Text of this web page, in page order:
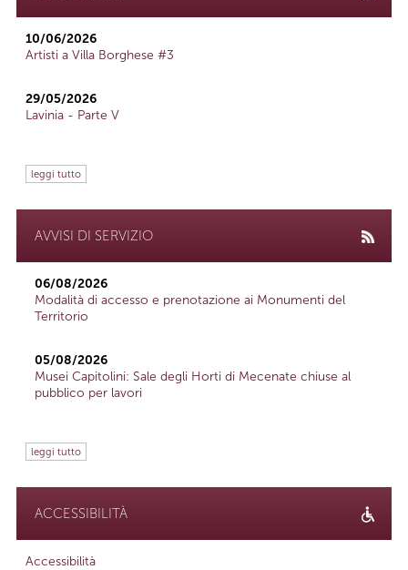
10/06/2026
Artisti a Villa Borghese #3
29/05/2026
Lavinia - Parte V
leggi tutto
AVVISI DI SERVIZIO
06/08/2026
Modalità di accesso e prenotazione ai Monumenti del
Territorio
05/08/2026
Musei Capitolini: Sale degli Horti di Mecenate chiuse al
pubblico per lavori
leggi tutto
ACCESSIBILITÀ
Accessibilità